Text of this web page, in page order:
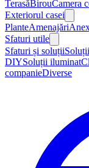
TerasăBirouCamera
Exteriorul casei
PlanteAmenajări
Sfaturi utile
Sfaturi și soluții
DIYSoluții iluminat
companieDiverse